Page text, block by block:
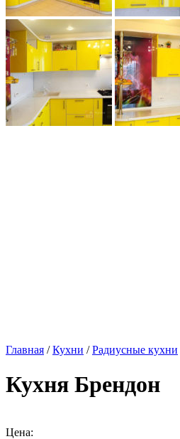
Главная /Кухни /Радиусные кухни
Кухня Брендон
Цена: